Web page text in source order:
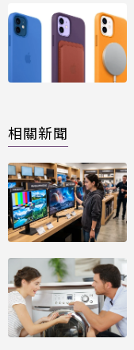
相關新聞